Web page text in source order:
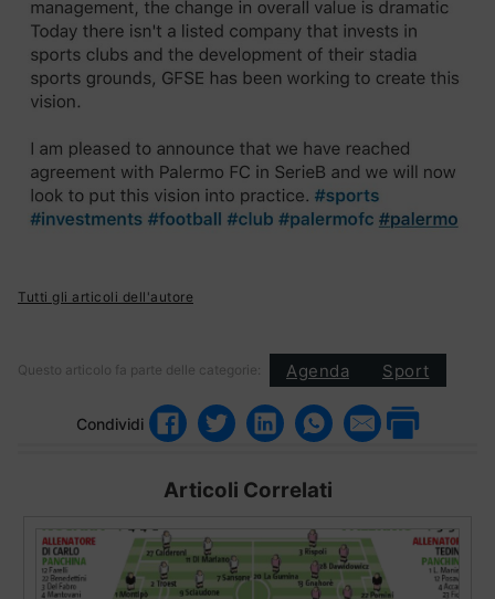
Tutti gli articoli dell'autore
Questo articolo fa parte delle categorie: Agenda Sport
Condividi
Articoli Correlati